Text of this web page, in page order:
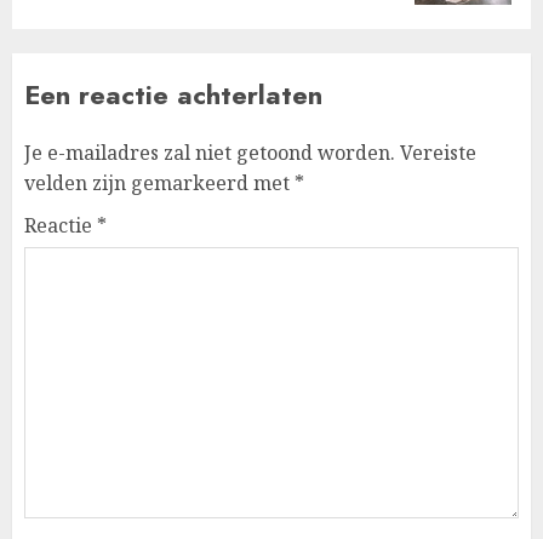
Een reactie achterlaten
Je e-mailadres zal niet getoond worden. Vereiste
velden zijn gemarkeerd met *
Reactie *